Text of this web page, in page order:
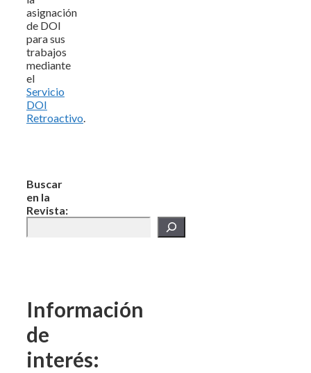
asignación
de DOI
para sus
trabajos
mediante
el
Servicio
DOI
Retroactivo
Buscar
en la
Revista:
Información
de
interés: